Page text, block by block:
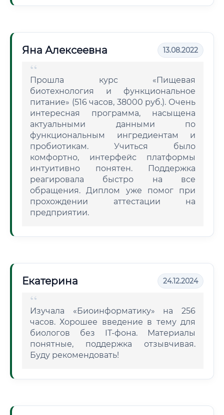
Яна Алексеевна 13.08.2022
Прошла курс «Пищевая
биотехнология и функциональное
питание» (516 часов, 38000 руб.). Очень
интересная программа, насыщена
актуальными данными по
функциональным ингредиентам и
пробиотикам. Учиться было
комфортно, интерфейс платформы
интуитивно понятен. Поддержка
реагировала быстро на все
обращения. Диплом уже помог при
прохождении аттестации на
предприятии.
Екатерина 24.12.2024
Изучала «Биоинформатику» на 256
часов. Хорошее введение в тему для
биологов без IT-фона. Материалы
понятные, поддержка отзывчивая.
Буду рекомендовать!